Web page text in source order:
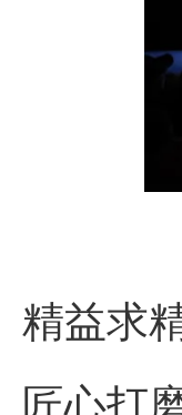
精益求
匠心打